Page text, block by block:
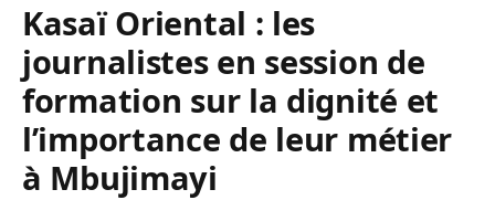
Kasaï Oriental : les
journalistes en session de
formation sur la dignité et
l’importance de leur métier
à Mbujimayi